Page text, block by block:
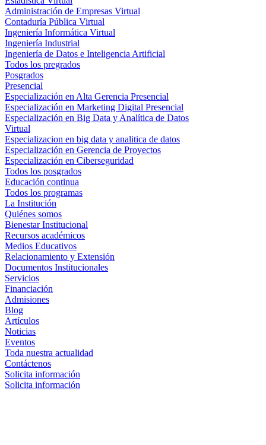
Administración de Empresas Virtual
Contaduría Pública Virtual
Ingeniería Informática Virtual
Ingeniería Industrial
Ingeniería de Datos e Inteligencia Artificial
Todos los pregrados
Posgrados
Presencial
Especialización en Alta Gerencia Presencial
Especialización en Marketing Digital Presencial
Especialización en Big Data y Analítica de Datos
Virtual
Especializacion en big data y analitica de datos
Especialización en Gerencia de Proyectos
Especialización en Ciberseguridad
Todos los posgrados
Educación continua
Todos los programas
La Institución
Quiénes somos
Bienestar Institucional
Recursos académicos
Medios Educativos
Relacionamiento y Extensión
Documentos Institucionales
Servicios
Financiación
Admisiones
Blog
Artículos
Noticias
Eventos
Toda nuestra actualidad
Contáctenos
Solicita información
Solicita información